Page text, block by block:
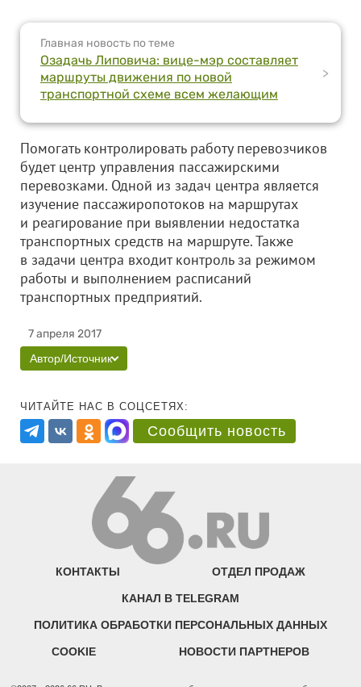
Главная новость по теме
Озадачь Липовича: вице-мэр составляет
маршруты движения по новой
транспортной схеме всем желающим
>
Помогать контролировать работу перевозчиков
будет центр управления пассажирскими
перевозками. Одной из задач центра является
изучение пассажиропотоков на маршрутах
и реагирование при выявлении недостатка
транспортных средств на маршруте. Также
в задачи центра входит контроль за режимом
работы и выполнением расписаний
транспортных предприятий.
7 апреля 2017
Автор/Источник
ЧИТАЙТЕ НАС В СОЦСЕТЯХ:
Сообщить новость
КОНТАКТЫ ОТДЕЛ ПРОДАЖ
КАНАЛ В TELEGRAM
ПОЛИТИКА ОБРАБОТКИ ПЕРСОНАЛЬНЫХ ДАННЫХ
COOKIE НОВОСТИ ПАРТНЕРОВ